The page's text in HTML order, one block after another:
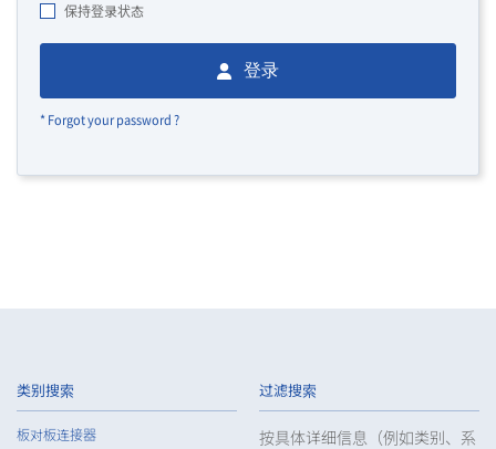
保持登录状态
登录
* Forgot your password ?
类别搜索
板对板连接器
过滤搜索
按具体详细信息（例如类别、系